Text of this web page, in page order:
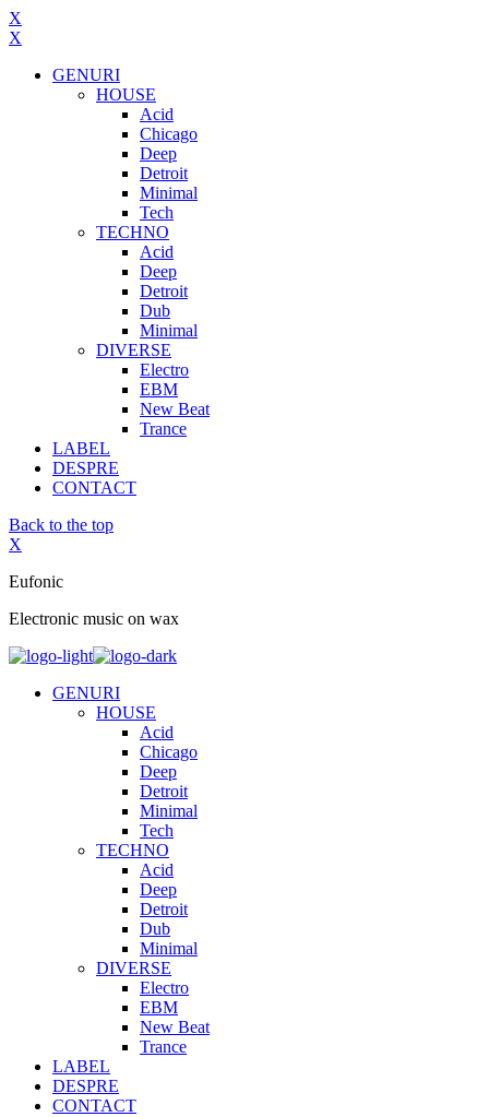
X
X
GENURI
HOUSE
Acid
Chicago
Deep
Detroit
Minimal
Tech
TECHNO
Acid
Deep
Detroit
Dub
Minimal
DIVERSE
Electro
EBM
New Beat
Trance
LABEL
DESPRE
CONTACT
Back to the top
X
Eufonic
Electronic music on wax
GENURI
HOUSE
Acid
Chicago
Deep
Detroit
Minimal
Tech
TECHNO
Acid
Deep
Detroit
Dub
Minimal
DIVERSE
Electro
EBM
New Beat
Trance
LABEL
DESPRE
CONTACT